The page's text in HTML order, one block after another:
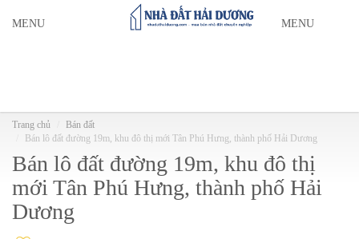
MENU MENU
Trang chủ
Bán đất
Bán lô đất đường 19m, khu đô thị mới Tân Phú Hưng, thành phố Hải Dương
Bán lô đất đường 19m, khu đô thị
mới Tân Phú Hưng, thành phố Hải
Dương